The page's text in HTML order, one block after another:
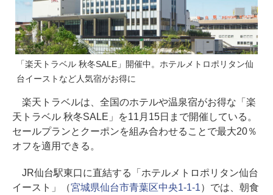
「楽天トラベル 秋冬SALE」開催中。ホテルメトロポリタン仙
台イーストなど人気宿がお得に
楽天トラベルは、全国のホテルや温泉宿がお得な「楽
天トラベル 秋冬SALE」を11月15日まで開催している。
セールプランとクーポンを組み合わせることで最大20％
オフを適用できる。
JR仙台駅東口に直結する「ホテルメトロポリタン仙台
イースト」（宮城県仙台市青葉区中央1-1-1）では、朝食